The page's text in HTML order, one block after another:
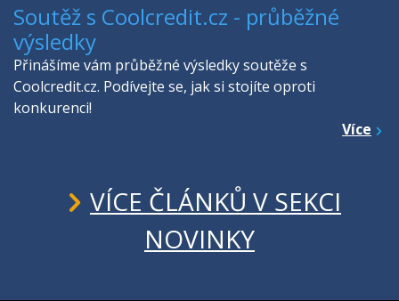
Soutěž s Coolcredit.cz - průběžné
výsledky
Přinášíme vám průběžné výsledky soutěže s
Coolcredit.cz. Podívejte se, jak si stojíte oproti
konkurenci!
Více
VÍCE ČLÁNKŮ V SEKCI
NOVINKY